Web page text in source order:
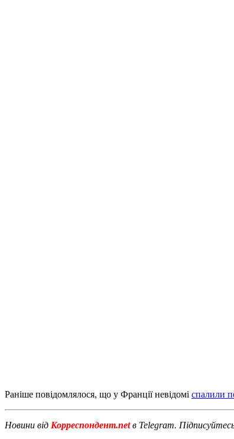
Раніше повідомлялося, що у Франції невідомі спалили
Новини від Корреспондент.netв Telegram.